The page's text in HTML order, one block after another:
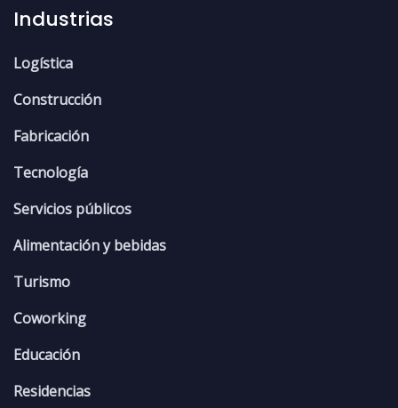
Industrias
Logística
Construcción
Fabricación
Tecnología
Servicios públicos
Alimentación y bebidas
Turismo
Coworking
Educación
Residencias